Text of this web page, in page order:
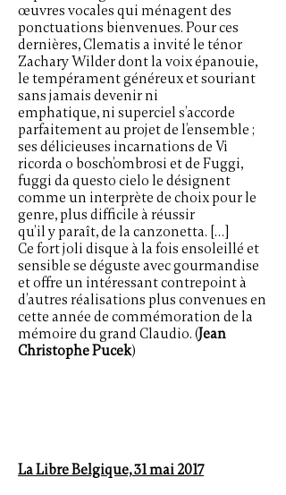
œuvres vocales qui ménagent des
ponctuations bienvenues. Pour ces
dernières, Clematis a invité le ténor
Zachary Wilder dont la voix épanouie,
le tempérament généreux et souriant
sans jamais devenir ni
emphatique, ni superciel s’accorde
parfaitement au projet de l’ensemble ;
ses délicieuses incarnations de Vi
ricorda o bosch’ombrosi et de Fuggi,
fuggi da questo cielo le désignent
comme un interprète de choix pour le
genre, plus difficile à réussir
qu’il y paraît, de la canzonetta. […]
Ce fort joli disque à la fois ensoleillé et
sensible se déguste avec gourmandise
et offre un intéressant contrepoint à
d’autres réalisations plus convenues en
cette année de commémoration de la
mémoire du grand Claudio. (Jean
Christophe Pucek)
La Libre Belgique, 31 mai 2017